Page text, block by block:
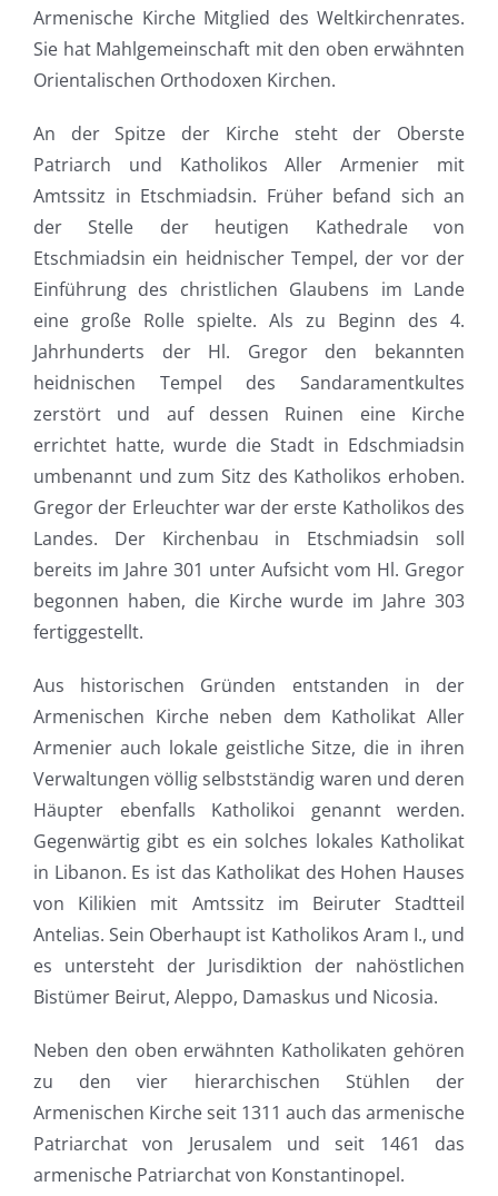
Armenische Kirche Mitglied des Weltkirchenrates.
Sie hat Mahlgemeinschaft mit den oben erwähnten
Orientalischen Orthodoxen Kirchen.
An der Spitze der Kirche steht der Oberste
Patriarch und Katholikos Aller Armenier mit
Amtssitz in Etschmiadsin. Früher befand sich an
der Stelle der heutigen Kathedrale von
Etschmiadsin ein heidnischer Tempel, der vor der
Einführung des christlichen Glaubens im Lande
eine große Rolle spielte. Als zu Beginn des 4.
Jahrhunderts der Hl. Gregor den bekannten
heidnischen Tempel des Sandaramentkultes
zerstört und auf dessen Ruinen eine Kirche
errichtet hatte, wurde die Stadt in Edschmiadsin
umbenannt und zum Sitz des Katholikos erhoben.
Gregor der Erleuchter war der erste Katholikos des
Landes. Der Kirchenbau in Etschmiadsin soll
bereits im Jahre 301 unter Aufsicht vom Hl. Gregor
begonnen haben, die Kirche wurde im Jahre 303
fertiggestellt.
Aus historischen Gründen entstanden in der
Armenischen Kirche neben dem Katholikat Aller
Armenier auch lokale geistliche Sitze, die in ihren
Verwaltungen völlig selbstständig waren und deren
Häupter ebenfalls Katholikoi genannt werden.
Gegenwärtig gibt es ein solches lokales Katholikat
in Libanon. Es ist das Katholikat des Hohen Hauses
von Kilikien mit Amtssitz im Beiruter Stadtteil
Antelias. Sein Oberhaupt ist Katholikos Aram I., und
es untersteht der Jurisdiktion der nahöstlichen
Bistümer Beirut, Aleppo, Damaskus und Nicosia.
Neben den oben erwähnten Katholikaten gehören
zu den vier hierarchischen Stühlen der
Armenischen Kirche seit 1311 auch das armenische
Patriarchat von Jerusalem und seit 1461 das
armenische Patriarchat von Konstantinopel.